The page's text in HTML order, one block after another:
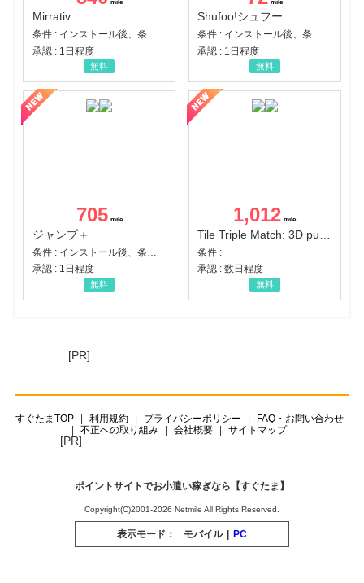
Mirrativ
条件 : インストール後、条件達成
承認 : 1日程度
無料
Shufoo!シュフー
条件 : インストール後、条件達成
承認 : 1日程度
無料
705
ジャンプ＋
承認 : 1日程度
無料
1,012
条件 :
承認 : 数日程度
無料
[PR]
すぐたまTOP 利用規約 プライバシーポリシー
FAQ・お問い合わせ
不正への取り組み
会社概要 サイトマップ
[PR]
ポイントサイトでお小遣い稼ぎなら【すぐたま】
Copyright(C)2001-2026 Netmile All Rights Reserved.
表示モード： モバイル | PC